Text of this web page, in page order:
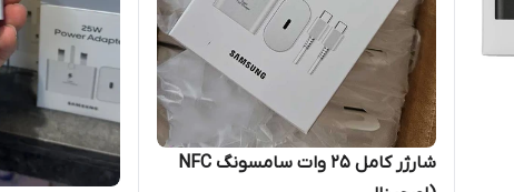
شارژر کامل 25 وات سامسونگ NFC